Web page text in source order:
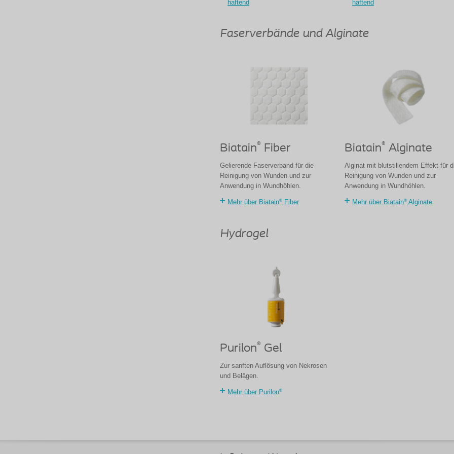
haftend haftend
Faserverbände und Alginate
Biatain® Fiber
Gelierende Faserverband für die
Reinigung von Wunden und zur
Anwendung in Wundhöhlen.
Mehr über Biatain® Fiber
Biatain® Alginate
Alginat mit blutstillendem Effekt für
Reinigung von Wunden und zur
Anwendung in Wundhöhlen.
Mehr über Biatain® Alginate
Hydrogel
Purilon® Gel
Zur sanften Auflösung von Nekrosen
und Belägen.
Mehr über Purilon®